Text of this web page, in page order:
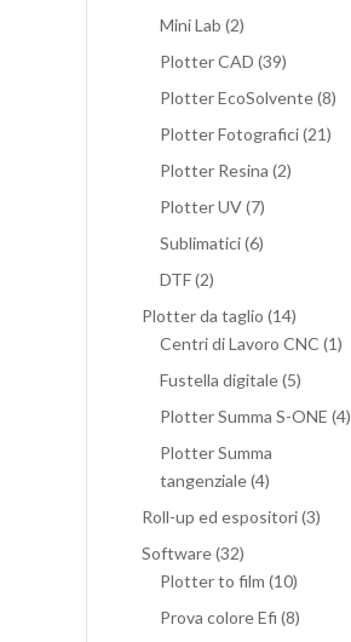
Mini Lab (2)
Plotter CAD (39)
Plotter EcoSolvente(8)
Plotter Fotografici(21)
Plotter Resina (2)
Plotter UV(7)
Sublimatici(6)
DTF(2)
Plotter da taglio (14)
Centri di Lavoro CNC (1)
Fustella digitale(5)
Plotter Summa S-ONE (4)
Plotter Summa
tangenziale(4)
Roll-up ed espositori(3)
Software(32)
Plotter to film (10)
Prova colore Efi (8)